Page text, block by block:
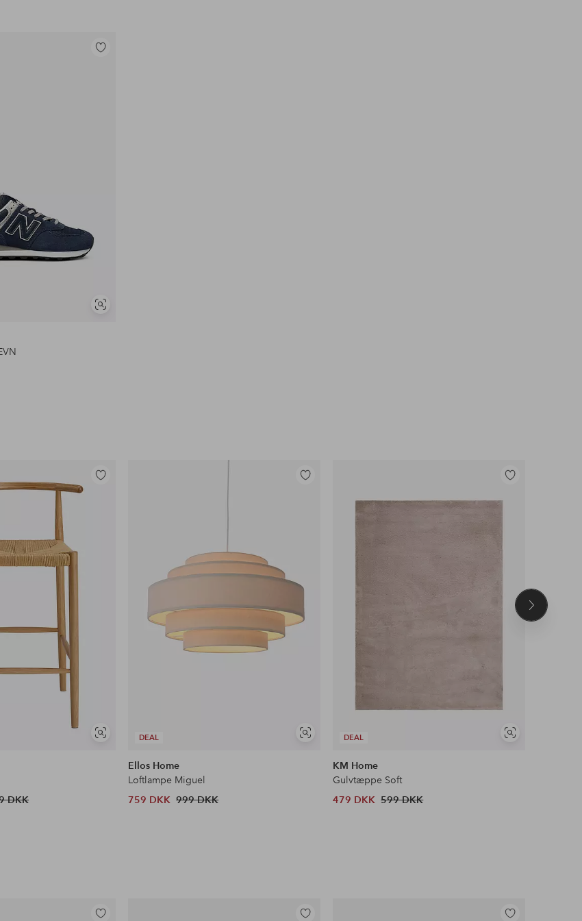
Se
Tilføj
Se
Tilføj
DKK
DEAL
Se
Tilføj
Ellos Home
Loftlampe Miguel
759 DKK 999 DKK
DEAL
Se
Tilføj
KM Home
Gulvtæppe Soft
479 DKK 599 DKK
Næste